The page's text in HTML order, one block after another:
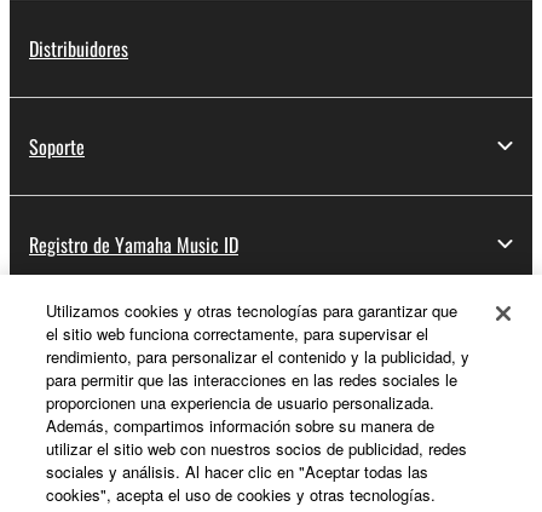
Distribuidores
Soporte
Registro de Yamaha Music ID
Acerca de Yamaha
España - Spanish
Empresa
Utilizamos cookies y otras tecnologías para garantizar que
el sitio web funciona correctamente, para supervisar el
rendimiento, para personalizar el contenido y la publicidad, y
para permitir que las interacciones en las redes sociales le
proporcionen una experiencia de usuario personalizada.
Además, compartimos información sobre su manera de
utilizar el sitio web con nuestros socios de publicidad, redes
sociales y análisis. Al hacer clic en "Aceptar todas las
cookies", acepta el uso de cookies y otras tecnologías.